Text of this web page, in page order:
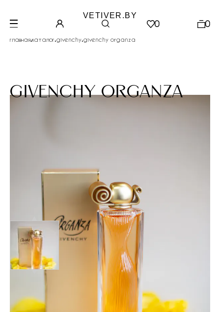
VETIVER.BY
0 0
главная.каталог.givenchy.givenchy organza
givenchy organza